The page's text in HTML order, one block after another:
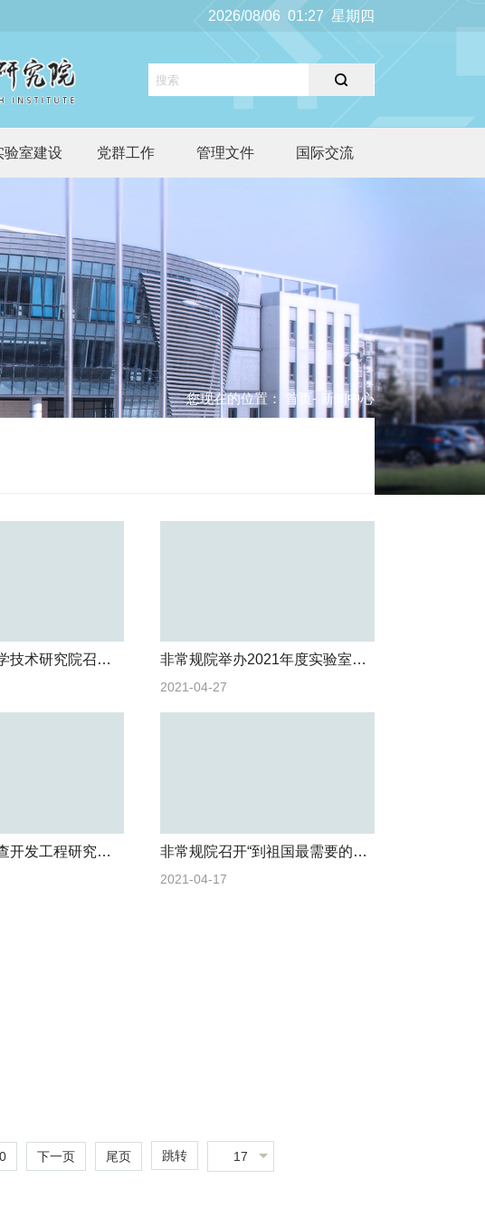
2026/08/06 01:27 星期四
验室建设 党群工作 管理文件 国际交流
您现在的位置： 首页 - 新闻中心
非常规油气科学技术研究院召开2021年度博士研究生招生培训会 非常规院举办2021年度实验室安全培训讲座
2021-04-27
贵州省油气勘查开发工程研究院莅临非常规油气科学技术研究院调研 非常规院召开“到祖国最需要的地方去”就业主题教育活动动员部署会
2021-04-17
下一页 尾页 跳转 17